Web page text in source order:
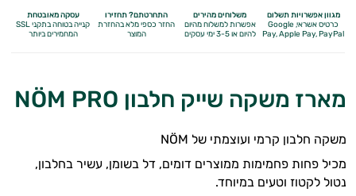
מגוון אפשרויות תשלום
כרטיס אשראי, Google
Pay,Apple Pay, PayPal
משלוחים מהירים
אפשרות למשלוח מהיום
להיום או 3-5 ימי עסקים
התחרטתם? תחזירו
החזר כספי מלאבהחזרת
המוצר
עסקה מאובטחת
קנייה בטוחה בתקני SSL
המחמירים ביותר
מארז משקה שייק חלבון NÖM PRO
משקה חלבון קרמי ועוצמתי של NÖM
מכיל פחות פחמימות ממוצרים דומים, דל בשומן, עשיר בחלבון,
נטול לקטוז וטעים במיוחד.